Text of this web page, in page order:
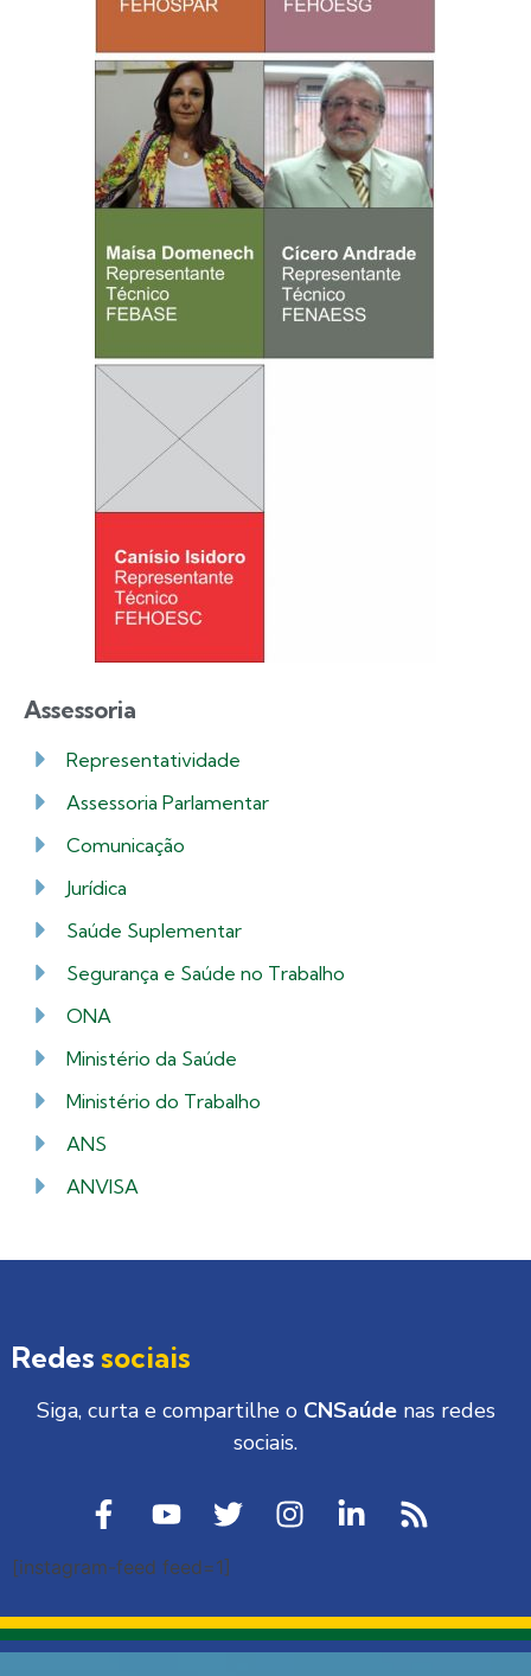
Assessoria
Representatividade
Assessoria Parlamentar
Comunicação
Jurídica
Saúde Suplementar
Segurança e Saúde no Trabalho
ONA
Ministério da Saúde
Ministério do Trabalho
ANS
ANVISA
Redes sociais
Siga, curta e compartilhe o CNSaúdenas redes
sociais.
[instagram-feed feed=1]